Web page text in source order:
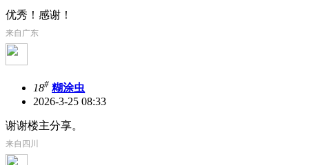
优秀！感谢！
来自广东
18# 糊涂虫
2026-3-25 08:33
谢谢楼主分享。
来自四川